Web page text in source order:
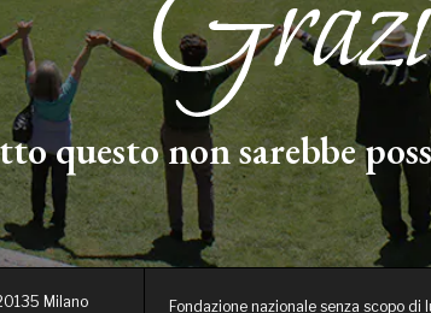
questo non sarebbe
Milano Fondazione nazionale senza scopo